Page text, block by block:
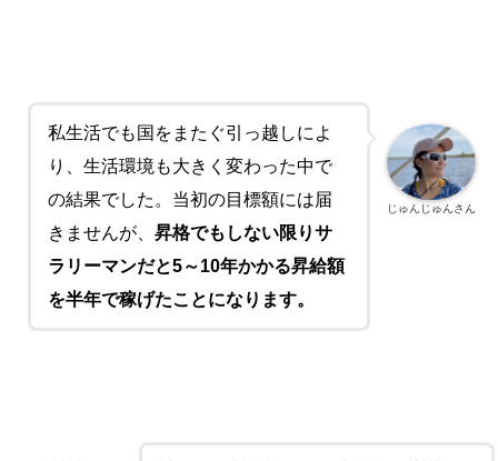
私生活でも国をまたぐ引っ越しによ
り、生活環境も大きく変わった中で
の結果でした。当初の目標額には届
きませんが、 昇格でもしない限りサ
ラリーマンだと5～10年かかる昇給額
を半年で稼げたことになります。
じゅんじゅんさん